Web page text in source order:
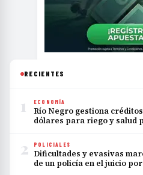
RECIENTES
1 ECONOMÍA
Río Negro gestiona
dólares para riego y salud
2 POLICIALES
Dificultades y evasivas
de un policía en el juicio